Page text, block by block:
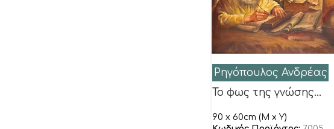
Ρηγόπουλος Ανδρέας
Το φως της γνώσης…
90 x 60cm (M x Y)